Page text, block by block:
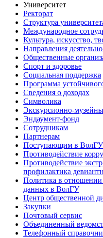
Университет
Ректорат
Структура
Международное
Культура, искусство,
Направления
Общественные
Спорт и здоровье
Социальная поддержка
Программа
Сведения о доходах
Символика
Экскурсионно-
Эндаумент-фонд
Сотрудникам
Партнерам
Поступающим в ВолГУ
Противодействие
Противодействие
профилактика
Политика в отношении
данных в ВолГУ
Центр общественной
Закупки
Почтовый сервис
Объединенный
Телефонный